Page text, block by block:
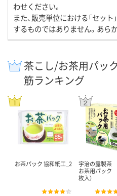
わせください。
また、販売単位における「セッ
するものではありません。あら
茶こし/お茶用パッ
筋ランキング
お茶パック 協和紙工_2
宇治の露製茶
お茶用パック
枚入）